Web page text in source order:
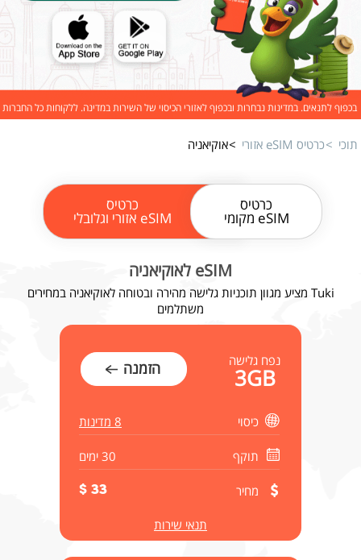
בכפוף לתנאים. במדינות נבחרות ובכפוף לאזורי הכיסוי של השירות במדינה. ללקוחות כל החברות
תוכי כרטיס eSIM אזורי אוקיאניה
כרטיס
eSIM מקומי
כרטיס
eSIM אזורי וגלובלי
eSIM לאוקיאניה
Tuki מציע מגוון תוכניות גלישה מהירה ובטוחה לאוקיאניה במחירים
משתלמים
נפח גלישה
3GB הזמנה
כיסוי 8 מדינות
תוקף 30 ימים
מחיר 33 $
תנאי שירות